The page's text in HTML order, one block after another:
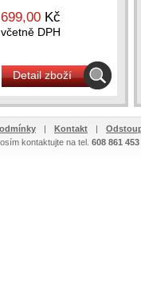
699,00 Kč
včetně DPH
Detail zboží
| Kontakt |
kontaktujte na tel. 608 861 453